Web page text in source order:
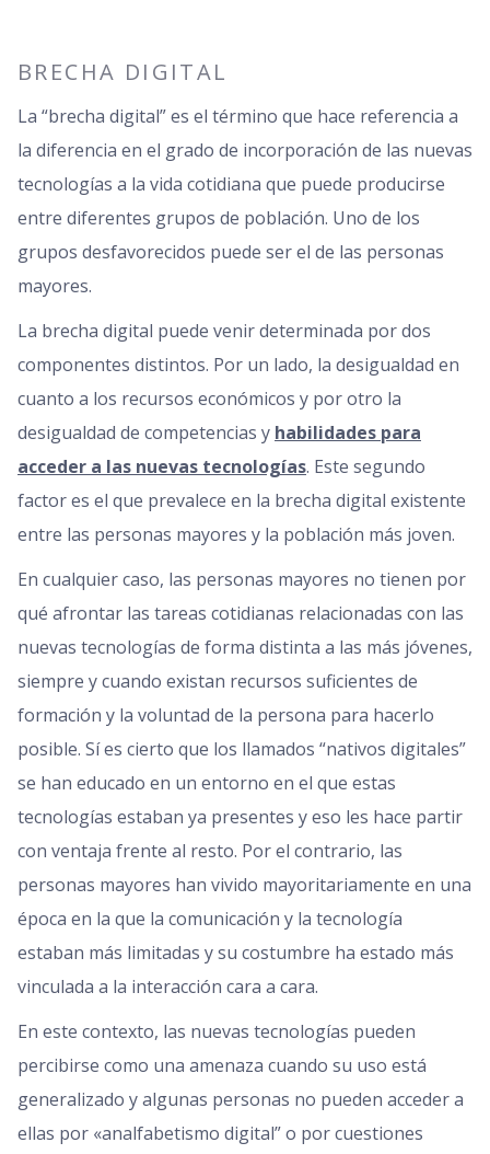
BRECHA DIGITAL
La “brecha digital” es el término que hace referencia a
la diferencia en el grado de incorporación de las nuevas
tecnologías a la vida cotidiana que puede producirse
entre diferentes grupos de población. Uno de los
grupos desfavorecidos puede ser el de las personas
mayores.
La brecha digital puede venir determinada por dos
componentes distintos. Por un lado, la desigualdad en
cuanto a los recursos económicos y por otro la
desigualdad de competencias y habilidades para
acceder a las nuevas tecnologías. Este segundo
factor es el que prevalece en la brecha digital existente
entre las personas mayores y la población más joven.
En cualquier caso, las personas mayores no tienen por
qué afrontar las tareas cotidianas relacionadas con las
nuevas tecnologías de forma distinta a las más jóvenes,
siempre y cuando existan recursos suficientes de
formación y la voluntad de la persona para hacerlo
posible. Sí es cierto que los llamados “nativos digitales”
se han educado en un entorno en el que estas
tecnologías estaban ya presentes y eso les hace partir
con ventaja frente al resto. Por el contrario, las
personas mayores han vivido mayoritariamente en una
época en la que la comunicación y la tecnología
estaban más limitadas y su costumbre ha estado más
vinculada a la interacción cara a cara.
En este contexto, las nuevas tecnologías pueden
percibirse como una amenaza cuando su uso está
generalizado y algunas personas no pueden acceder a
ellas por «analfabetismo digital” o por cuestiones